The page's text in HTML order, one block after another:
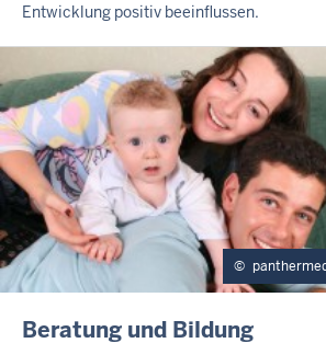
E
T
Entwicklung positiv beeinflussen.
IBeratung und Bildung